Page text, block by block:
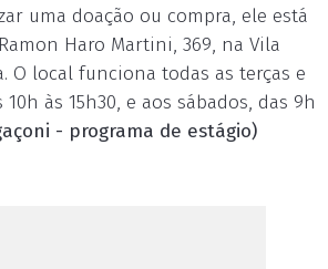
uma doação ou compra, ele está
Haro Martini, 369, na Vila
O local funciona todas as terças e
às 15h30, e aos sábados, das 9h
- programa de estágio)